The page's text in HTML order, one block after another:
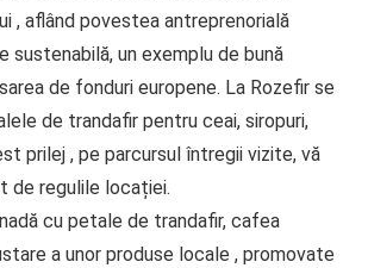
, aflând povestea antreprenorială
sustenabilă, un exemplu de bună
de fonduri europene. La Rozefir se
de trandafir pentru ceai, siropuri,
prilej , pe parcursul întregii vizite, vă
de regulile locației.
cu petale de trandafir, cafea
a unor produse locale , promovate